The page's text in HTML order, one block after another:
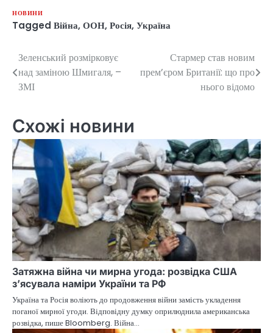
НОВИНИ
Tagged Війна, ООН, Росія, Україна
Навігація
записів
Зеленський розмірковує
над заміною Шмигаля, –
ЗМІ
Стармер став новим
прем’єром Британії: що про
нього відомо
Схожі новини
Затяжна війна чи мирна угода: розвідка США
з’ясувала наміри України та РФ
Україна та Росія воліють до продовження війни замість укладення
поганої мирної угоди. Відповідну думку оприлюднила американська
розвідка, пише Bloomberg. Війна…